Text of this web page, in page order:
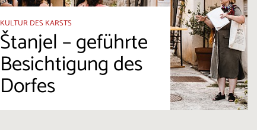
KULTUR DES KARSTS
Štanjel – geführte
Besichtigung des
Dorfes